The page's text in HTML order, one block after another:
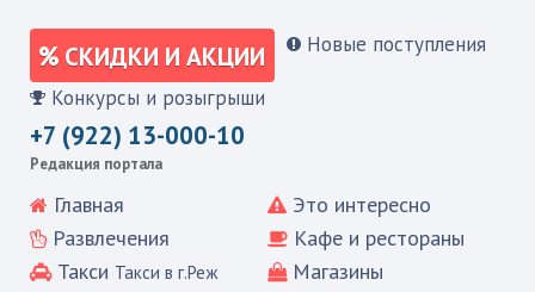
СКИДКИ И АКЦИИ Новые поступления
Конкурсы и розыгрыши
+7 (922) 13-000-10
Редакция портала
Главная
Это интересно
Развлечения
Кафе и рестораны
Такси Такси в г.Реж
Магазины